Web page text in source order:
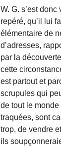
W. G. s’est
repéré, qu’il lui
élémentaire de
d’adresses,
par la
cette
est partout et
scrupules qui
de tout le
traquées, sont
trop, de vendre
ils